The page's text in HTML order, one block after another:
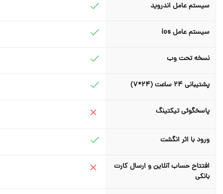
سیستم عامل اندروید
سیستم عامل ios
نسخه تحت وب
پشتیبانی 24 ساعت (24*7)
پاسخگوئی تیکتینگ
ورود با اثر انگشت
افتتاح حساب آنلاین و ارسال کارت
بانکی